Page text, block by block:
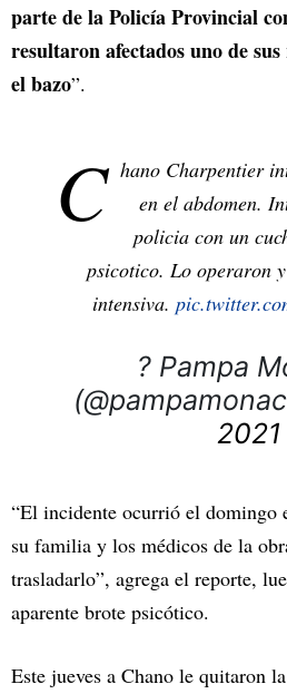
parte de la Policía Provincial
resultaron afectados uno de
el bazo”.
C hano Charpentier
en el abdomen.
policia con un
psicotico. Lo operaron
intensiva.
? Pampa
2021
“El incidente ocurrió el domingo
su familia y los médicos de la
trasladarlo”, agrega el reporte,
aparente brote psicótico.
Este jueves a Chano le quitaron